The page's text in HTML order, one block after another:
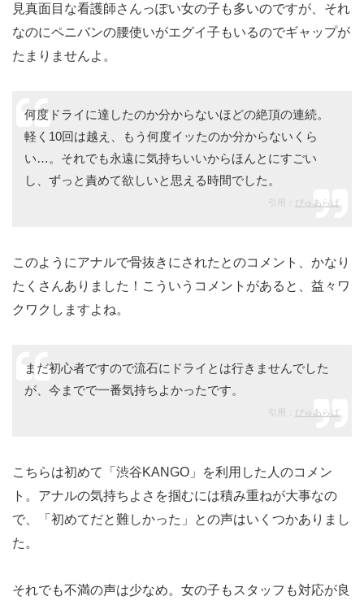
見真面目な看護師さんっぽい女の子も多いのですが、それ
なのにペニバンの腰使いがエグイ子もいるのでギャップが
たまりませんよ。
何度ドライに達したのか分からないほどの絶頂の連続。
軽く10回は越え、もう何度イッたのか分からないくら
い…。それでも永遠に気持ちいいからほんとにすごい
し、ずっと責めて欲しいと思える時間でした。
引用： ぴゅあらば
このようにアナルで骨抜きにされたとのコメント、かなり
たくさんありました！こういうコメントがあると、益々ワ
クワクしますよね。
まだ初心者ですので流石にドライとは行きませんでした
が、今までで一番気持ちよかったです。
引用： ぴゅあらば
こちらは初めて「渋谷KANGO」を利用した人のコメン
ト。アナルの気持ちよさを掴むには積み重ねが大事なの
で、「初めてだと難しかった」との声はいくつかありまし
た。
それでも不満の声は少なめ。女の子もスタッフも対応が良